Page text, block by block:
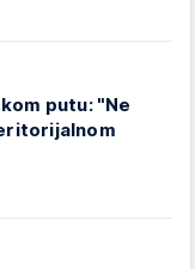
putu: "Ne